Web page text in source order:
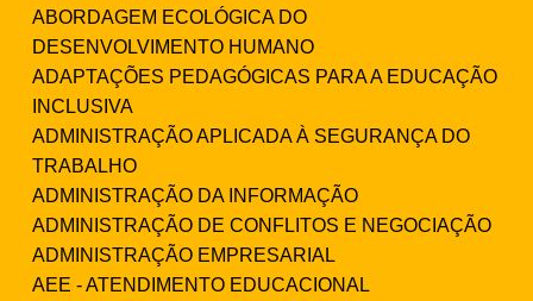
ABORDAGEM ECOLÓGICA DO
DESENVOLVIMENTO HUMANO
ADAPTAÇÕES PEDAGÓGICAS PARA A EDUCAÇÃO
INCLUSIVA
ADMINISTRAÇÃO APLICADA À SEGURANÇA DO
TRABALHO
ADMINISTRAÇÃO DA INFORMAÇÃO
ADMINISTRAÇÃO DE CONFLITOS E NEGOCIAÇÃO
ADMINISTRAÇÃO EMPRESARIAL
AEE - ATENDIMENTO EDUCACIONAL